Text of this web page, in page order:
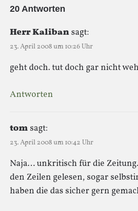
20 Antworten
Herr Kalibansagt:
23. April 2008 um 10:26 Uhr
geht doch. tut doch gar nicht
Antworten
tomsagt:
23. April 2008 um 10:42 Uhr
Naja… unkritisch für die
den Zeilen gelesen, sogar
haben die das sicher gern